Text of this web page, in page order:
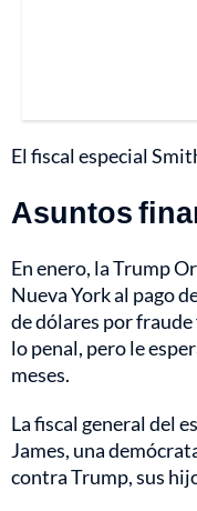
El fiscal especial
Asuntos
En enero, la Trump
Nueva York al pago
de dólares por fraude
lo penal, pero le
meses.
La fiscal general del
James, una
contra Trump, sus